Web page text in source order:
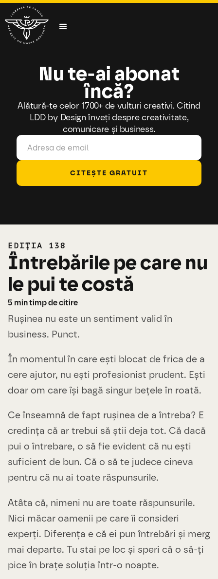
Nu te-ai abonat
încă?
Alătură-te celor 1700+ de vulturi creativi. Citind
LDD by Design înveți despre creativitate,
comunicare și business.
EDIȚIA 138
Întrebările pe care nu
le pui te costă
5 min timp de citire
Rușinea nu este un sentiment valid în
business. Punct.
În momentul în care ești blocat de frica de a
cere ajutor, nu ești profesionist prudent. Ești
doar om care își bagă singur bețele în roată.
Ce înseamnă de fapt rușinea de a întreba? E
credința că ar trebui să știi deja tot. Că dacă
pui o întrebare, o să fie evident că nu ești
suficient de bun. Că o să te judece cineva
pentru că nu ai toate răspunsurile.
Atâta că, nimeni nu are toate răspunsurile.
Nici măcar oamenii pe care îi consideri
experți. Diferența e că ei pun întrebări și merg
mai departe. Tu stai pe loc și speri că o să-ți
pice în brațe soluția într-o noapte.